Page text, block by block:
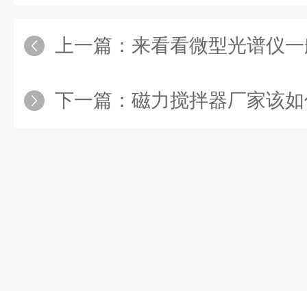
上一篇： 来看看微型光谱仪一
下一篇： 磁力搅拌器厂家该